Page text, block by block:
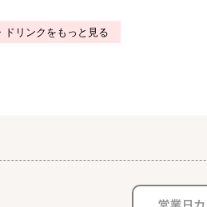
ドリンクをもっと見る